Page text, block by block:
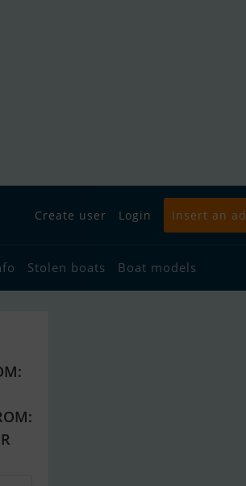
Create user Login Insert an ad
Stolen boats Boat models